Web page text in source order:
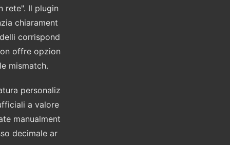
rete". Il plugin
chiarament
corrispond
offre opzion
mismatch.
personaliz
a valore
manualment
decimale ar